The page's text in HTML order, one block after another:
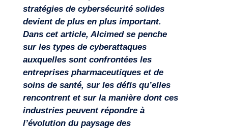
Expertises
stratégies de cybersécurité solides
devient de plus en plus important.
Dans cet article, Alcimed se penche
sur les types de cyberattaques
auxquelles sont confrontées les
entreprises pharmaceutiques et de
soins de santé, sur les défis qu’elles
rencontrent et sur la manière dont ces
industries peuvent répondre à
l’évolution du paysage des